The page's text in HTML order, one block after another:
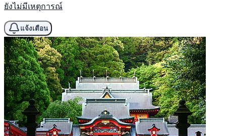
ยังไม่มีเหตุการณ์
แจ้งเตือน